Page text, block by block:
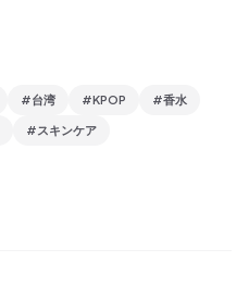
#台湾 #KPOP #香水
#スキンケア